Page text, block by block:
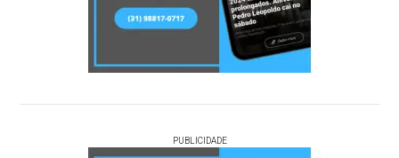
PUBLICIDADE